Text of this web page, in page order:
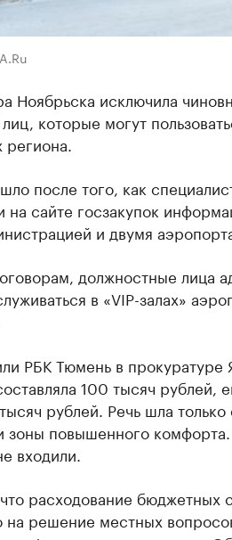
Ноябрьска исключила
которые могут
после того, как
на сайте госзакупок
и двумя
должностные лица
в «VIP-залах»
РБК Тюмень в
100 тысяч рублей,
рублей. Речь шла
зоны повышенного комфорта.
входили.
расходование бюджетных
на решение местных